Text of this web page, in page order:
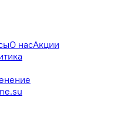
О насАкции